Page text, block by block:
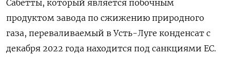
Сабетты, который является побочным
продуктом завода по сжижению природного
газа, переваливаемый в Усть-Луге конденсат с
декабря 2022 года находится под санкциями ЕС.